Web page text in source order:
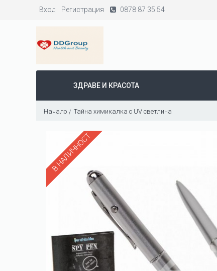
Вход Регистрация 0878 87 35 54
ЗДРАВЕ И КРАСОТА
Начало Тайна химикалка с UV светлина
В НАЛИЧНОСТ